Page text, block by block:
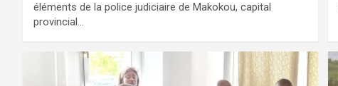
éléments de la police judiciaire de Makokou, capital
provincial…